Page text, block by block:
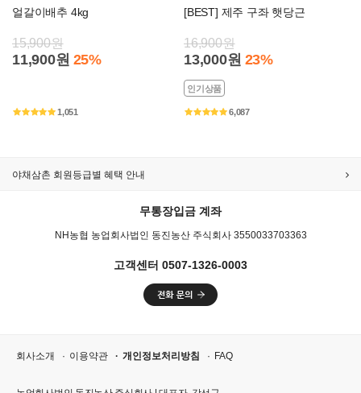
얼갈이배추 4kg
15,900원
11,900원 25%
1,051
[BEST] 제주 구좌 햇당근
16,900원
13,000원 23%
인기상품
6,087
야채삼촌 회원등급별 혜택 안내
무통장입금 계좌
NH농협 농업회사법인 동진농산 주식회사 3550033703363
고객센터 0507-1326-0003
회사소개 이용약관 개인정보처리방침 FAQ